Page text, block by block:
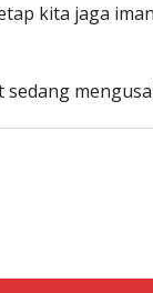
kita jaga
sedang